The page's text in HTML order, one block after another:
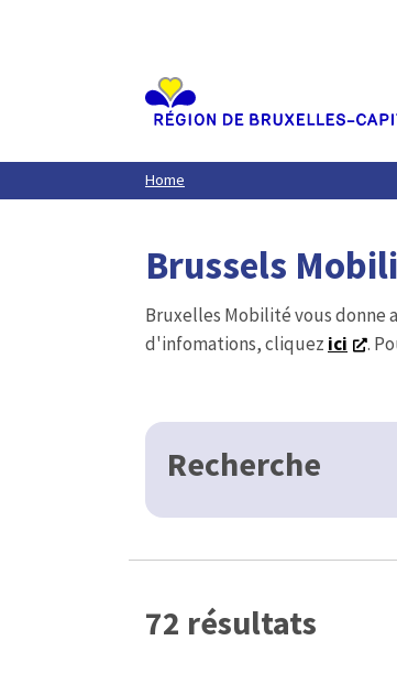
Home
Brussels
Bruxelles Mobilité vous donne
d'infomations, cliquez ici .
Recherche
72 résultats